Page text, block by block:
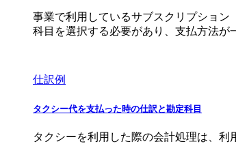
事業で利用しているサブスクリプショ
科目を選択する必要があり、支払方法が
仕訳例
タクシー代を支払った時の仕訳と勘定科目
タクシーを利用した際の会計処理は、